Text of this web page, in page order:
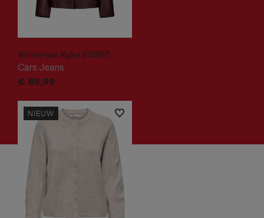
Winterjas Kyky 63957
Cars Jeans
€ 89,99
NIEUW